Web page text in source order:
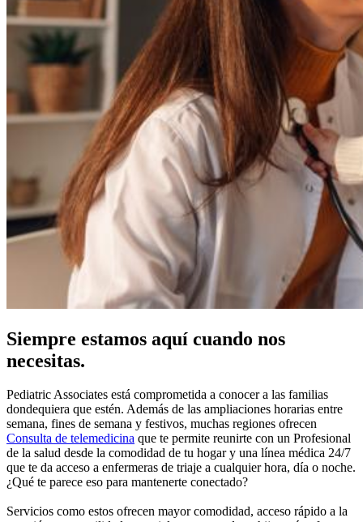
Siempre estamos aquí cuando nos
necesitas.
Pediatric Associates está comprometida a conocer a las familias
dondequiera que estén. Además de las ampliaciones horarias entre
semana, fines de semana y festivos, muchas regiones ofrecen
Consulta de telemedicina que te permite reunirte con un Profesional
de la salud desde la comodidad de tu hogar y una línea médica 24/7
que te da acceso a enfermeras de triaje a cualquier hora, día o noche.
¿Qué te parece eso para mantenerte conectado?
Servicios como estos ofrecen mayor comodidad, acceso rápido a la